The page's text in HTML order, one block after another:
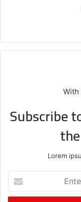
With
Subscribe
Lorem
t